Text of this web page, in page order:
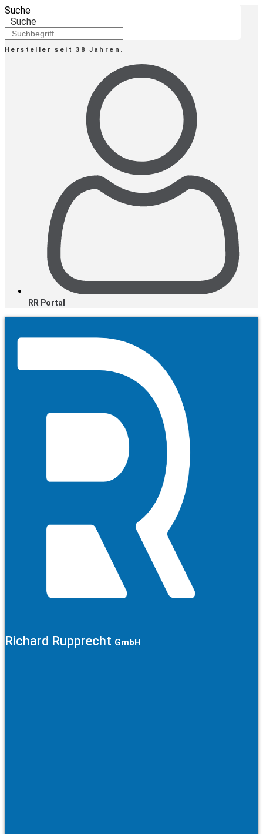
Zum
Inhalt
springen
Suche
Suche
Hersteller seit 38 Jahren.
RR Portal
Richard Rupprecht GmbH